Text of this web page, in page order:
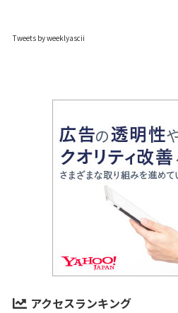
Tweets by weeklyascii
アクセスランキング